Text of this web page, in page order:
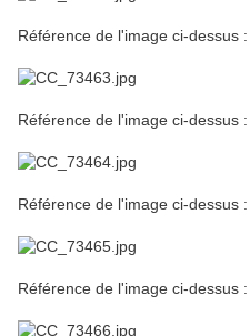
Référence de l'image ci-dessus
Référence de l'image ci-dessus
Référence de l'image ci-dessus
Référence de l'image ci-dessus